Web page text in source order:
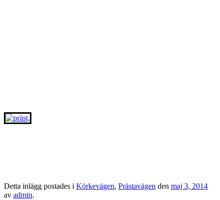
Detta inlägg postades i Körkevägen, Prästavägen den maj 3, 2014
av admin.